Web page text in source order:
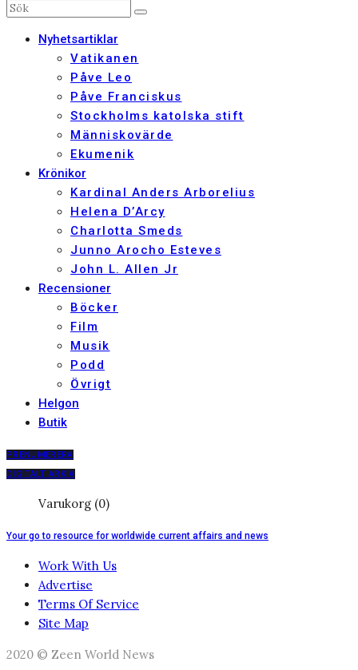
Nyhetsartiklar
Vatikanen
Påve Leo
Påve Franciskus
Stockholms katolska stift
Människovärde
Ekumenik
Krönikor
Kardinal Anders Arborelius
Helena D’Arcy
Charlotta Smeds
Junno Arocho Esteves
John L. Allen Jr
Recensioner
Böcker
Film
Musik
Podd
Övrigt
Helgon
Butik
PRENUMERERA
DIGITALT ARKIV
Varukorg (0)
Your go to resource for worldwide current affairs and news
Work With Us
Advertise
Terms Of Service
Site Map
2020 © Zeen World News